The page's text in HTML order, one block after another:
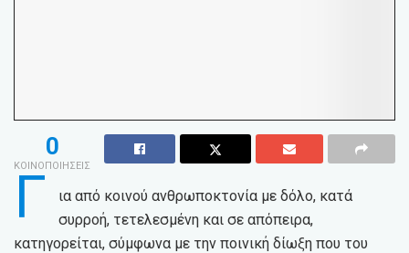
0
ΚΟΙΝΟΠΟΙΗΣΕΙΣ
Γ
ια από κοινού ανθρωποκτονία με δόλο, κατά
συρροή, τετελεσμένη και σε απόπειρα,
κατηγορείται, σύμφωνα με την ποινική δίωξη που του